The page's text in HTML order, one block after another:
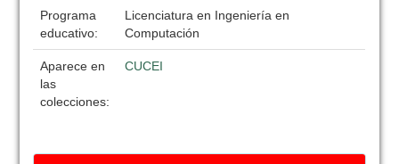
Programa
educativo:
Licenciatura en Ingeniería en
Computación
Aparece en
las
colecciones:
CUCEI